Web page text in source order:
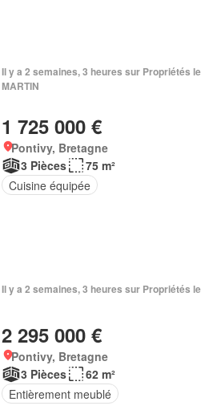
Il y a 2 semaines, 3 heures sur Propriétés
MARTIN
1 725 000 €
Pontivy, Bretagne
3 Pièces
75 m²
Cuisine équipée
Il y a 2 semaines, 3 heures sur Propriétés
2 295 000 €
Pontivy, Bretagne
3 Pièces
62 m²
Entièrement meublé